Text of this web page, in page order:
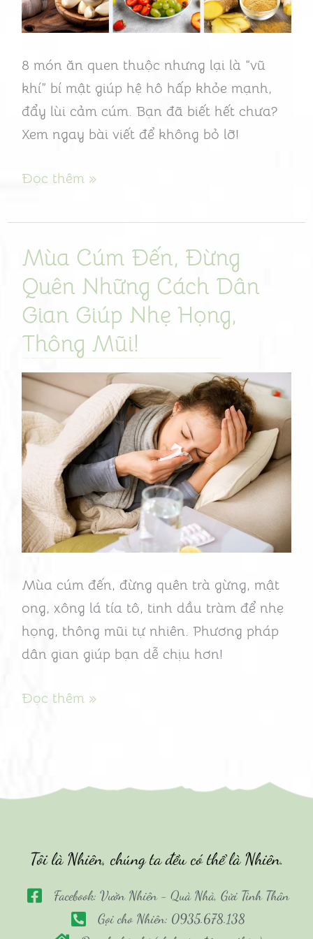
8 món ăn quen thuộc nhưng lại là “vũ
khí” bí mật giúp hệ hô hấp khỏe mạnh,
đẩy lùi cảm cúm. Bạn đã biết hết chưa?
Xem ngay bài viết để không bỏ lỡ!
Giảm
Hiệu
Quả
Đọc thêm »
Mùa Cúm Đến, Đừng
Quên Những Cách Dân
Gian Giúp Nhẹ Họng,
Thông Mũi!
Mùa cúm đến, đừng quên trà gừng, mật
ong, xông lá tía tô, tinh dầu tràm để nhẹ
họng, thông mũi tự nhiên. Phương pháp
dân gian giúp bạn dễ chịu hơn!
Mùa
Cúm
Đến,
Đừng
Quên
Những
Cách
Dân
Gian
Giúp
Nhẹ
Họng,
Thông
Mũi!
Đọc thêm »
Tôi là Nhiên, chúng ta đều có thể là Nhiên.
Facebook: Vườn Nhiên - Quà Nhà, Gửi Tình Thân
Gọi cho Nhiên: 0935.678.138